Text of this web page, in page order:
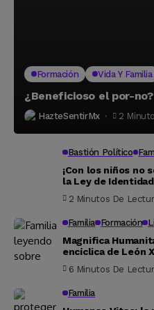
Formación Vida Y Familia
¿Beneficioso el por-
HazteSentirMx 2
Bastión Político
¡Con los niños no
la Ley de
2 Minutos De
Familia Formación
Magnifica
encíclica de León
6 Minutos De
Familia